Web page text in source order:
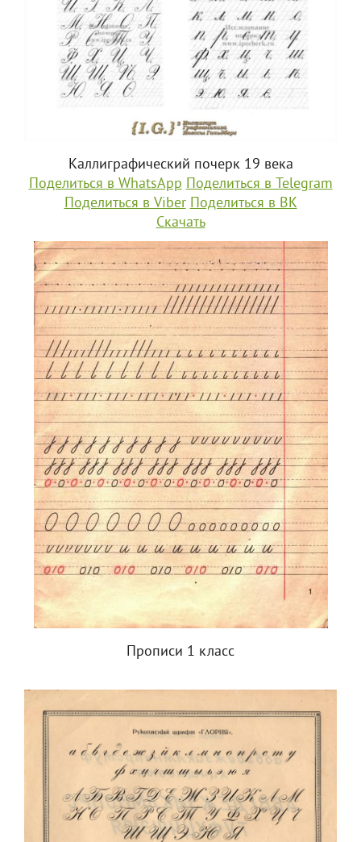
Каллиграфический почерк 19 века
Поделиться в WhatsApp Поделиться в Telegram
Поделиться в Viber Поделиться в ВК
Скачать
Прописи 1 класс